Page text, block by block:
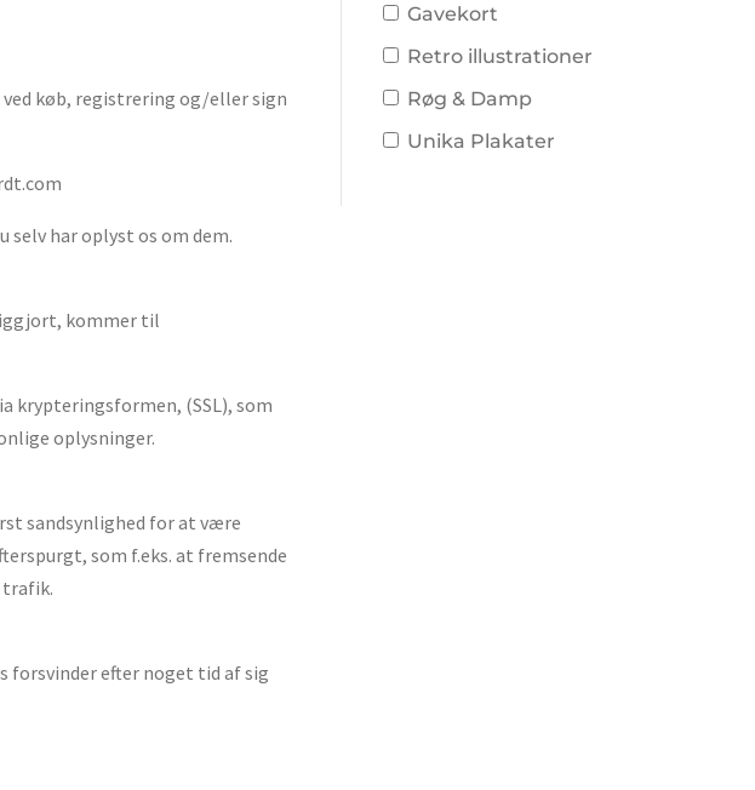
ved køb, registrering og/eller sign
selv har oplyst os om dem.
kommer til
krypteringsformen, (SSL), som
oplysninger.
sandsynlighed for at være
som f.eks. at fremsende
trafik.
forsvinder efter noget tid af sig
Gavekort
Retro illustrationer
Røg & Damp
Unika Plakater